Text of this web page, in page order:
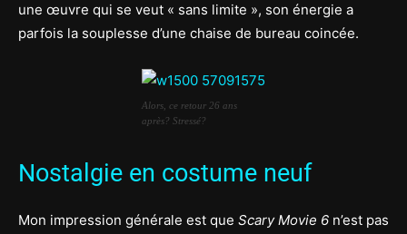
une œuvre qui se veut « sans limite », son énergie a
parfois la souplesse d’une chaise de bureau coincée.
Alors, ce retour 26 ans
après? Stressé?
Nostalgie en costume neuf
Mon impression générale est que Scary Movie 6 n’est pas